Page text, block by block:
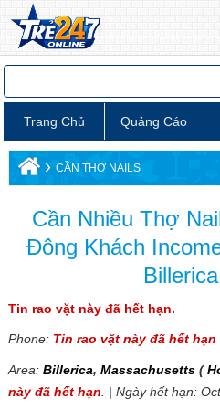
Trang Chủ Quảng Cáo
› CẦN THỢ NAILS
Cần Nhiều Thợ
Đông Khách
Tin rao vặt này đã hết hạn.
Phone: Tin rao vặt này đã hết hạn
Area: Billerica, Massachusetts(
này đã hết hạn . | Ngày hết hạn: